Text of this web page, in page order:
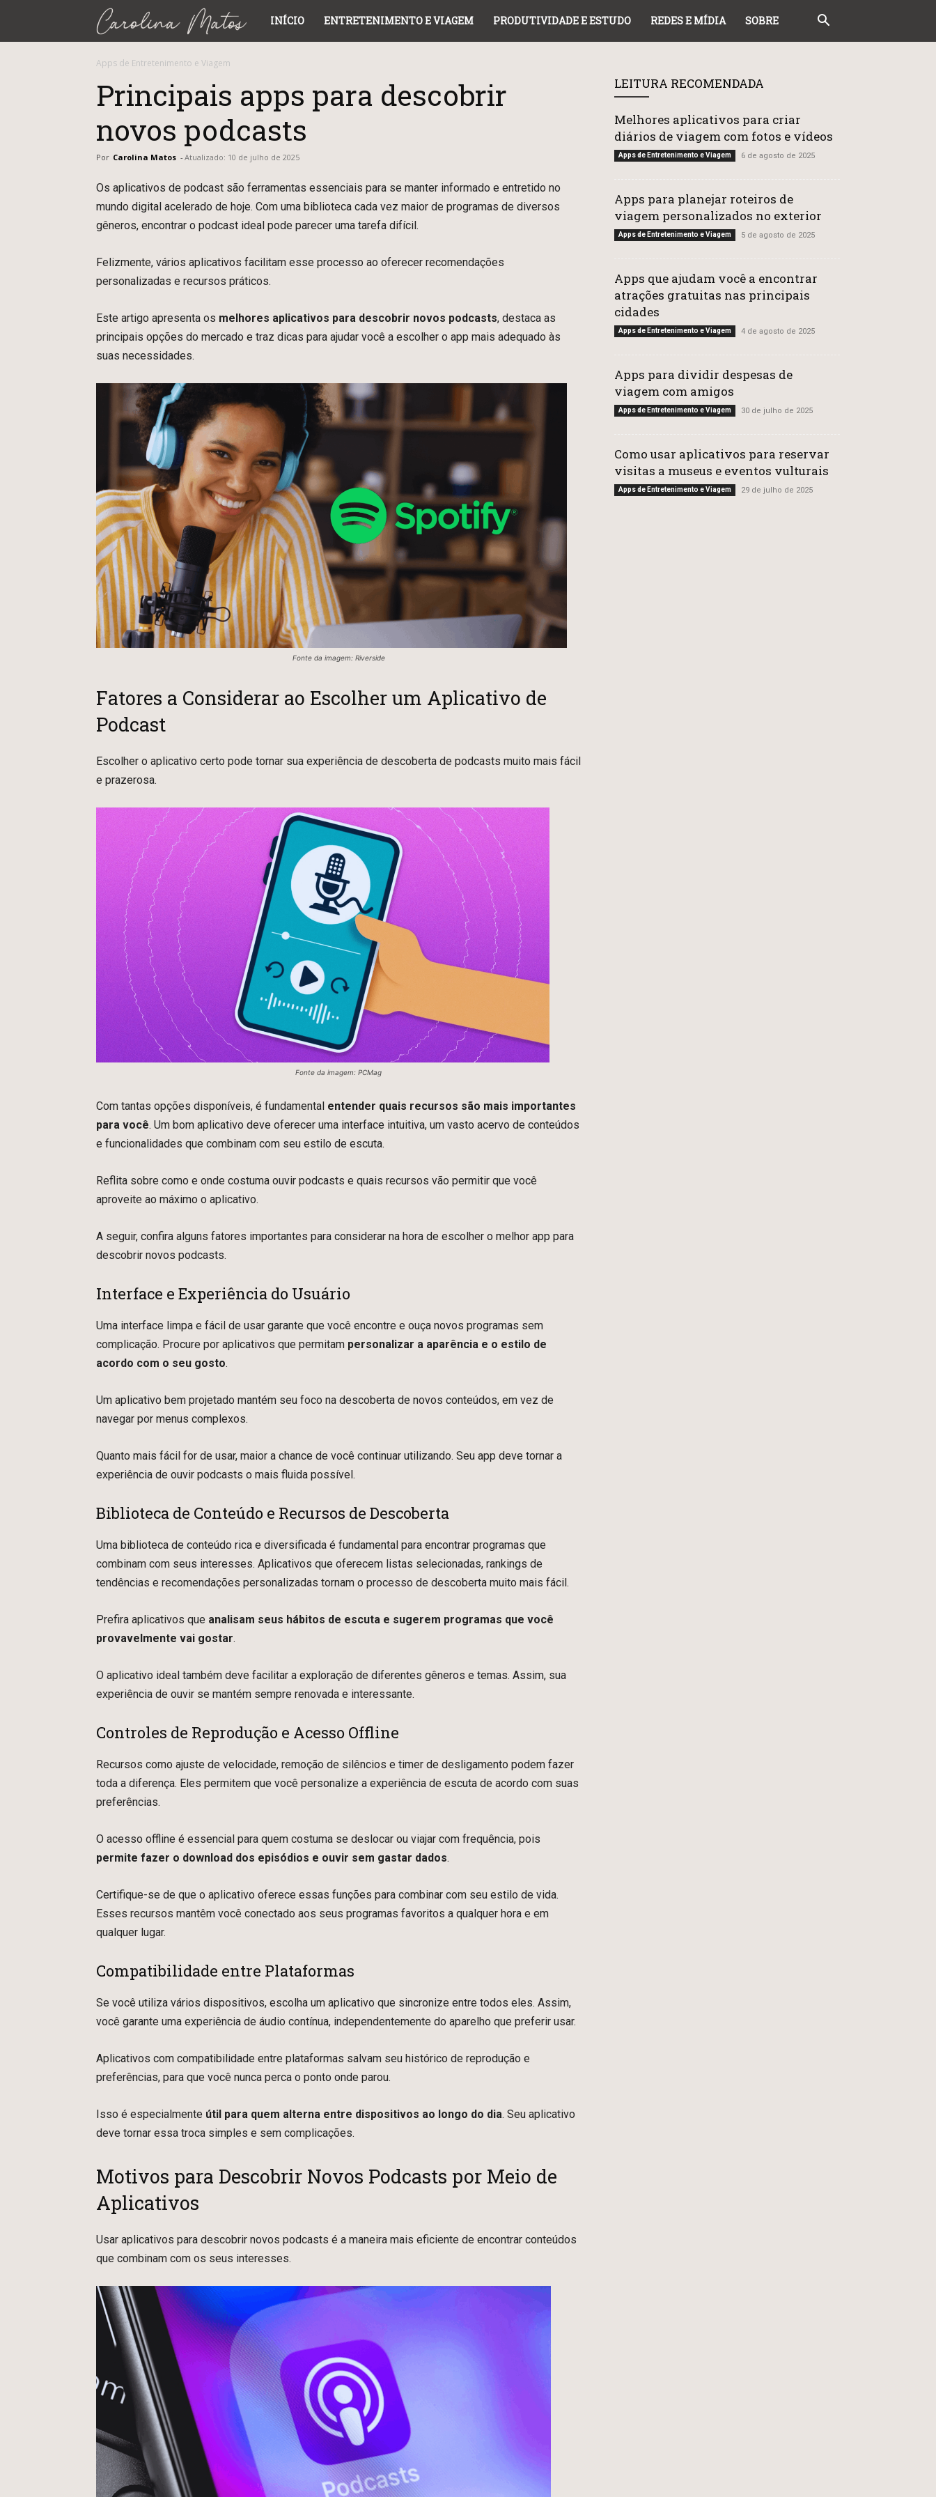
Carolina
INÍCIO ENTRETENIMENTO E VIAGEM PRODUTIVIDADE E ESTUDO REDES E MÍDIA SOBRE
Apps de Entretenimento e Viagem
Principais apps para descobrir
novos podcasts
Por Carolina Matos - Atualizado: 10 de julho de 2025
Os aplicativos de podcast são ferramentas essenciais para se manter informado e entretido no
mundo digital acelerado de hoje. Com uma biblioteca cada vez maior de programas de diversos
gêneros, encontrar o podcast ideal pode parecer uma tarefa difícil.
Felizmente, vários aplicativos facilitam esse processo ao oferecer recomendações
personalizadas e recursos práticos.
Este artigo apresenta os melhores aplicativos para descobrir novos podcasts, destaca as
principais opções do mercado e traz dicas para ajudar você a escolher o app mais adequado às
suas necessidades.
Fonte da imagem: Riverside
Fatores a Considerar ao Escolher um Aplicativo de
Podcast
Escolher o aplicativo certo pode tornar sua experiência de descoberta de podcasts muito mais fácil
e prazerosa.
Fonte da imagem: PCMag
Com tantas opções disponíveis, é fundamental entender quais recursos são mais importantes
para você. Um bom aplicativo deve oferecer uma interface intuitiva, um vasto acervo de conteúdos
e funcionalidades que combinam com seu estilo de escuta.
Reflita sobre como e onde costuma ouvir podcasts e quais recursos vão permitir que você
aproveite ao máximo o aplicativo.
A seguir, confira alguns fatores importantes para considerar na hora de escolher o melhor app para
descobrir novos podcasts.
Interface e Experiência do Usuário
Uma interface limpa e fácil de usar garante que você encontre e ouça novos programas sem
complicação. Procure por aplicativos que permitam personalizar a aparência e o estilo de
acordo com o seu gosto.
Um aplicativo bem projetado mantém seu foco na descoberta de novos conteúdos, em vez de
navegar por menus complexos.
Quanto mais fácil for de usar, maior a chance de você continuar utilizando. Seu app deve tornar a
experiência de ouvir podcasts o mais fluida possível.
Biblioteca de Conteúdo e Recursos de Descoberta
Uma biblioteca de conteúdo rica e diversificada é fundamental para encontrar programas que
combinam com seus interesses. Aplicativos que oferecem listas selecionadas, rankings de
tendências e recomendações personalizadas tornam o processo de descoberta muito mais fácil.
Prefira aplicativos que analisam seus hábitos de escuta e sugerem programas que você
provavelmente vai gostar.
O aplicativo ideal também deve facilitar a exploração de diferentes gêneros e temas. Assim, sua
experiência de ouvir se mantém sempre renovada e interessante.
Controles de Reprodução e Acesso Offline
Recursos como ajuste de velocidade, remoção de silêncios e timer de desligamento podem fazer
toda a diferença. Eles permitem que você personalize a experiência de escuta de acordo com suas
preferências.
O acesso offline é essencial para quem costuma se deslocar ou viajar com frequência, pois
permite fazer o download dos episódios e ouvir sem gastar dados.
Certifique-se de que o aplicativo oferece essas funções para combinar com seu estilo de vida.
Esses recursos mantêm você conectado aos seus programas favoritos a qualquer hora e em
qualquer lugar.
Compatibilidade entre Plataformas
Se você utiliza vários dispositivos, escolha um aplicativo que sincronize entre todos eles. Assim,
você garante uma experiência de áudio contínua, independentemente do aparelho que preferir usar.
Aplicativos com compatibilidade entre plataformas salvam seu histórico de reprodução e
preferências, para que você nunca perca o ponto onde parou.
Isso é especialmente útil para quem alterna entre dispositivos ao longo do dia. Seu aplicativo
deve tornar essa troca simples e sem complicações.
Motivos para Descobrir Novos Podcasts por Meio de
Aplicativos
Usar aplicativos para descobrir novos podcasts é a maneira mais eficiente de encontrar conteúdos
que combinam com os seus interesses.
LEITURA RECOMENDADA
Melhores aplicativos para criar
diários de viagem com fotos e vídeos
Apps de Entretenimento e Viagem 6 de agosto de 2025
Apps para planejar roteiros de
viagem personalizados no exterior
Apps de Entretenimento e Viagem 5 de agosto de 2025
Apps que ajudam você a encontrar
atrações gratuitas nas principais
cidades
Apps de Entretenimento e Viagem 4 de agosto de 2025
Apps para dividir despesas de
viagem com amigos
Apps de Entretenimento e Viagem 30 de julho de 2025
Como usar aplicativos para reservar
visitas a museus e eventos vulturais
Apps de Entretenimento e Viagem 29 de julho de 2025